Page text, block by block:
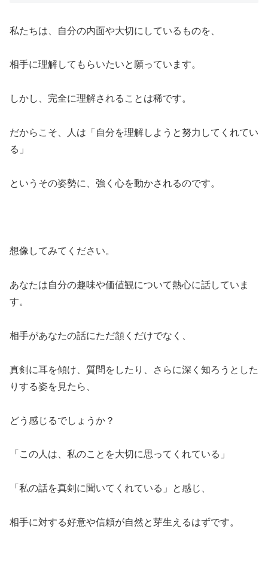
私たちは、自分の内面や大切にしているものを、
相手に理解してもらいたいと願っています。
しかし、完全に理解されることは稀です。
だからこそ、人は「自分を理解しようと努力してくれてい
る」
というその姿勢に、強く心を動かされるのです。
想像してみてください。
あなたは自分の趣味や価値観について熱心に話していま
す。
相手があなたの話にただ頷くだけでなく、
真剣に耳を傾け、質問をしたり、さらに深く知ろうとした
りする姿を見たら、
どう感じるでしょうか？
「この人は、私のことを大切に思ってくれている」
「私の話を真剣に聞いてくれている」と感じ、
相手に対する好意や信頼が自然と芽生えるはずです。